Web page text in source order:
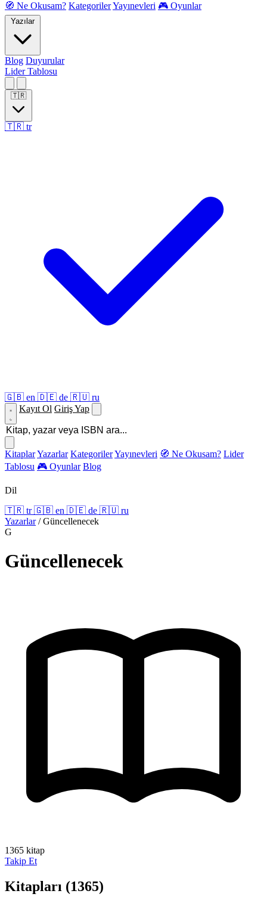
🧭 Ne Okusam? KategorilerYayınevleri 🎮 Oyunlar
Yazılar
Blog Duyurular
Lider Tablosu
🇹🇷
🇹🇷 tr
🇬🇧 en 🇩🇪 de 🇷🇺 ru
Kayıt Ol Giriş Yap
KitaplarYazarlar KategorilerYayınevleri 🧭 Ne Okusam? Lider
Tablosu 🎮 Oyunlar Blog
Dil
🇹🇷 tr 🇬🇧 en 🇩🇪 de 🇷🇺 ru
Yazarlar / Güncellenecek
G
Güncellenecek
1365 kitap
Takip Et
Kitapları (1365)